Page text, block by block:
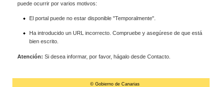
puede ocurrir por varios motivos:
El portal puede no estar disponible "Temporalmente".
Ha introducido un URL incorrecto. Compruebe y asegúrese de que está
bien escrito.
Atención: Si desea informar, por favor, hágalo desde Contacto.
© Gobierno de Canarias